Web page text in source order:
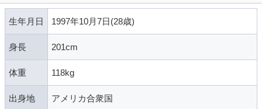
生年月日 1997年10月7日(28歳)
身長 201cm
体重 118kg
出身地 アメリカ合衆国